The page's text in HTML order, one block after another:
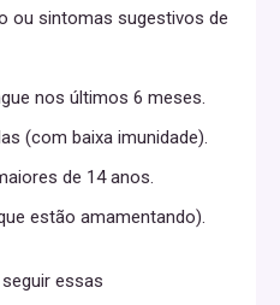
ou sintomas sugestivos de
nos últimos 6 meses.
(com baixa imunidade).
de 14 anos.
estão amamentando).
essas